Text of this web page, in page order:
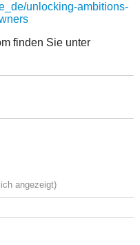
unlocking-ambitions-
finden Sie unter
angezeigt)